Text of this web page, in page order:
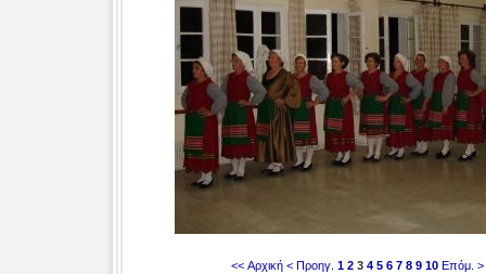
<< Αρχική < Προηγ. 1 2 3 4 5 6 7 8 9 10 Επόμ. >